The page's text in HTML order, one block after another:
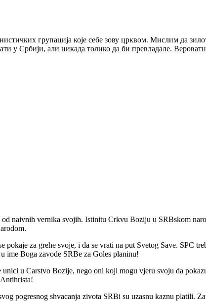
групација које себе зову црквом. Мислим да
у Србији, али никада толико да би превладале.
naivnih vernika svojih. Istinitu Crkvu Boziju u SRBskom
za grehe svoje, i da se vrati na put Svetog Save. SPC
ime Boga zavode SRBe za Goles planinu!
u Carstvo Bozije, nego oni koji mogu vjeru svoju da
pogresnog shvacanja zivota SRBi su uzasnu kaznu platili.